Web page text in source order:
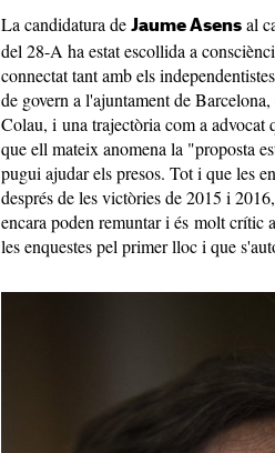
La candidatura de Jaume Asens al
del 28-A ha estat escollida a
connectat tant amb els
de govern a l'ajuntament de
Colau, i una trajectòria com a advocat
que ell mateix anomena la "proposta
pugui ajudar els presos. Tot i que les
després de les victòries de 2015 i
encara poden remuntar i és molt crític
les enquestes pel primer lloc i que